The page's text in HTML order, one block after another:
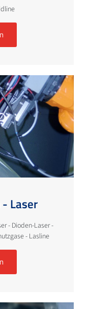
Laser
- Dioden-Laser -
- Lasline